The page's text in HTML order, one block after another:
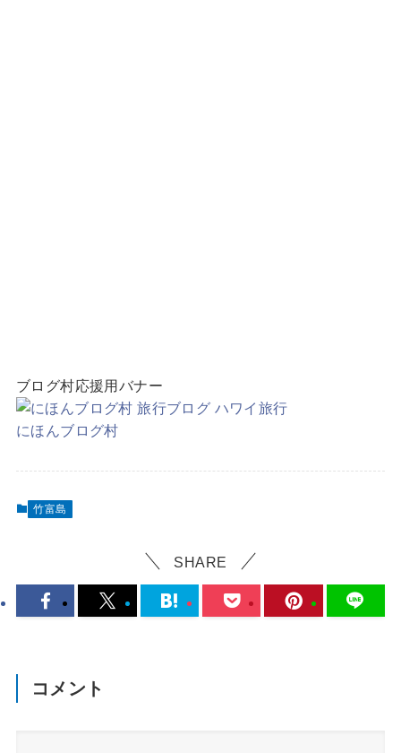
ブログ村応援用バナー
にほんブログ村
竹富島
SHARE
コメント